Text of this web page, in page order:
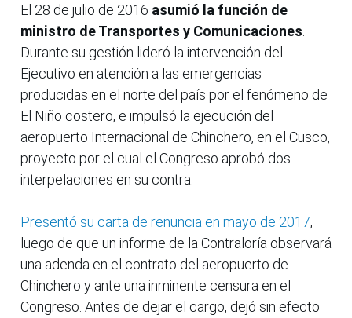
El 28 de julio de 2016 asumió la función de
ministro de Transportes y Comunicaciones
Durante su gestión lideró la intervención del
Ejecutivo en atención a las emergencias
producidas en el norte del país por el fenómeno de
El Niño costero, e impulsó la ejecución del
aeropuerto Internacional de Chinchero, en el Cusco,
proyecto por el cual el Congreso aprobó dos
interpelaciones en su contra.
Presentó su carta de renuncia en mayo de 2017,
luego de que un informe de la Contraloría observará
una adenda en el contrato del aeropuerto de
Chinchero y ante una inminente censura en el
Congreso. Antes de dejar el cargo, dejó sin efecto